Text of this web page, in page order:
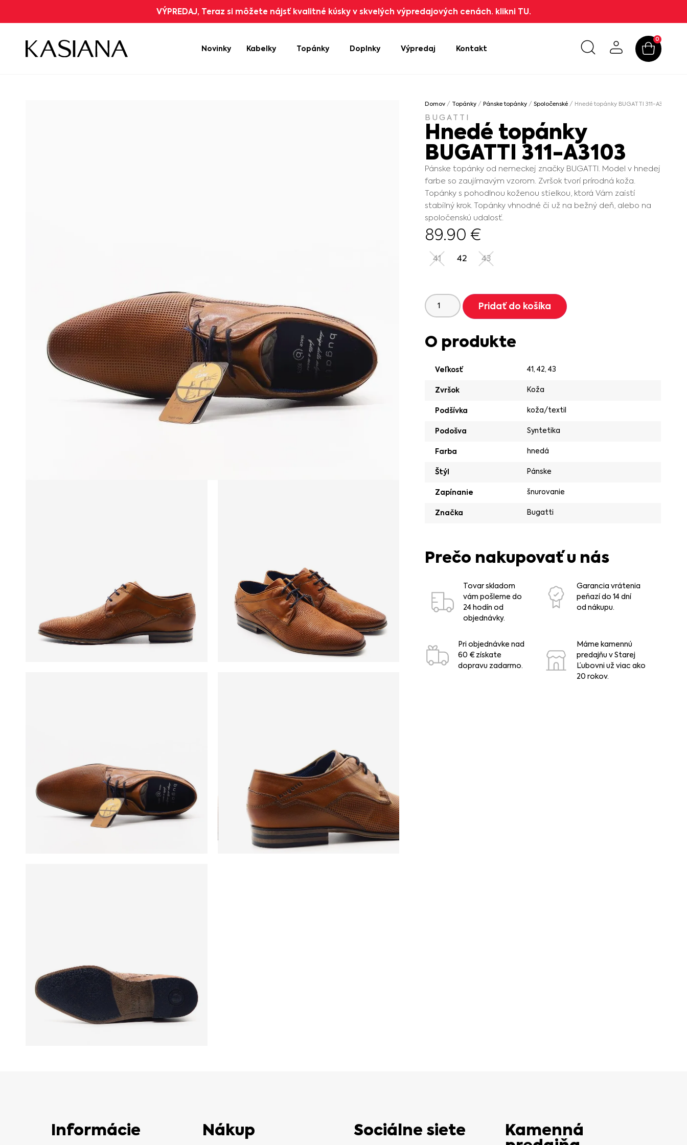
VÝPREDAJ, Teraz si môžete nájsť kvalitné kúsky v skvelých výpredajových cenách. klikni TU.
Novinky Kabelky Topánky Doplnky Výpredaj Kontakt
0
Domov / Topánky /Pánske topánky /Spoločenské / Hnedé topánky BUGATTI 311-A3103
BUGATTI
Hnedé topánky
BUGATTI 311-A3103
Pánske topánky od nemeckej značky BUGATTI. Model v hnedej
farbe so zaujímavým vzorom. Zvršok tvorí prírodná koža.
Topánky s pohodlnou koženou stielkou, ktorá Vám zaistí
stabilný krok. Topánky vhnodné či už na bežný deň, alebo na
spoločenskú udalosť.
89.90€
41 42 43
Pridať do košíka
O produkte
Veľkosť 41,42,43
Zvršok Koža
Podšívka koža/textil
Podošva Syntetika
Farba hnedá
Štýl Pánske
Zapínanie šnurovanie
Značka Bugatti
Prečo nakupovať u nás
Tovar skladom
vám pošleme do
24 hodín od
objednávky.
Garancia vrátenia
peňazí do 14 dní
od nákupu.
Pri objednávke nad
60 € získate
dopravu zadarmo.
Máme kamennú
predajňu v Starej
Ľubovni už viac ako
20 rokov.
Informácie Nákup Sociálne siete Kamenná